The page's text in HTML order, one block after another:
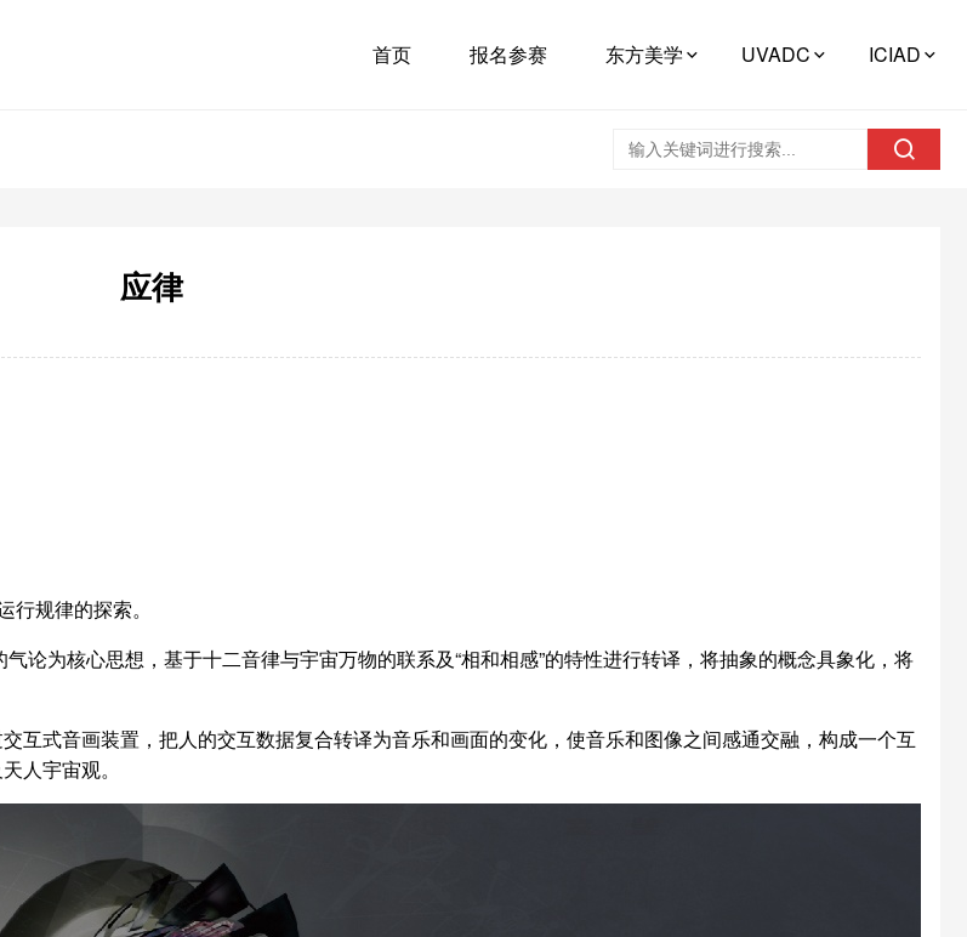
首页 报名参赛 东方美学 UVADC ICIAD
应律
规律的探索。
论为核心思想，基于十二音律与宇宙万物的联系及“相和相感”的特性进行转译，将抽象的概念具象化，将
互式音画装置，把人的交互数据复合转译为音乐和画面的变化，使音乐和图像之间感通交融，构成一个互
人宇宙观。